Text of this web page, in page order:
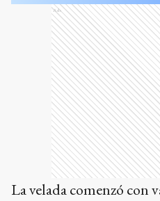
Ads
La velada comenzó con